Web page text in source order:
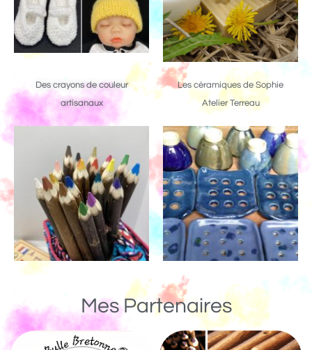
Des crayons de couleur
artisanaux
Les céramiques de Sophie
Atelier Terreau
Mes Partenaires